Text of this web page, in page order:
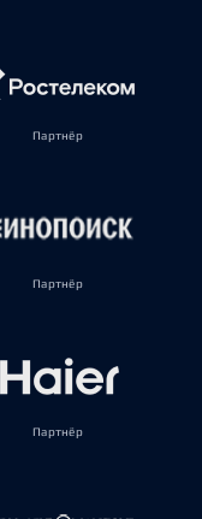
Партнёр
Партнёр
Партнёр